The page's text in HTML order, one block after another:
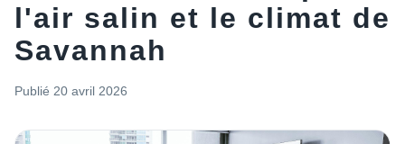
l'air salin et le climat de
Savannah
Publié 20 avril 2026